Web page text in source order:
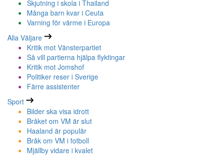
Skjutning i skola i Thailand
Många barn kvar i Ceuta
Varning för värme i Europa
Alla Väljare
Kritik mot Vänsterpartiet
Så vill partierna hjälpa flyktingar
Kritik mot Jomshof
Politiker reser i Sverige
Färre assistenter
Sport
Bilder ska visa idrott
Bråket om VM är slut
Haaland är populär
Bråk om VM i fotboll
Mjällby vidare i kvalet